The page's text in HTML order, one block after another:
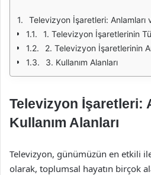
Televizyon İşaretleri: Anlamları
1. Televizyon İşaretlerinin
2. Televizyon İşaretlerinin
3. Kullanım Alanları
Televizyon İşaretleri:
Kullanım Alanları
Televizyon, günümüzün en etkili
olarak, toplumsal hayatın birçok